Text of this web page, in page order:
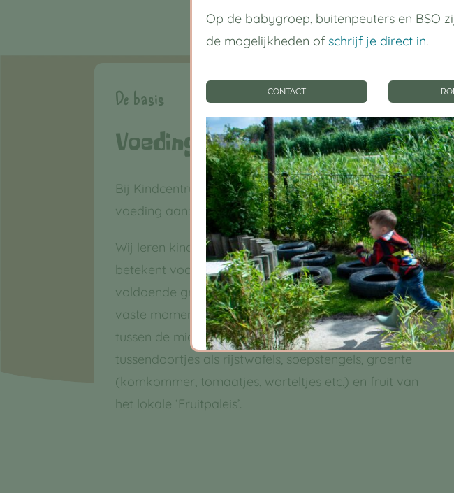
De basis
Voeding
Bij Kindcentrum De Boomhut bieden we gezonde
voeding aan: de kinderen zijn er dol op!
Wij leren kinderen een gezond eetpatroon aan. Dat
betekent vooral dat we gevarieerd eten met
voldoende groente en fruit. Wij bieden kinderen tijdens
vaste momenten voeding aan. Een warme maaltijd
tussen de middag op het kinderdagverblijf en
tussendoortjes als rijstwafels, soepstengels, groente
(komkommer, tomaatjes, worteltjes etc.) en fruit van
het lokale ‘Fruitpaleis’.
Op de babygroep, buitenpeuters en BSO
de mogelijkheden of schrijf je direct in.
CONTACT